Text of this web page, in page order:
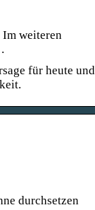
Im weiteren
für heute und
durchsetzen